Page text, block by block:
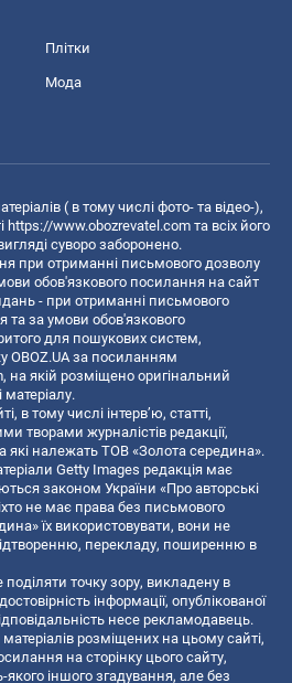
Плітки
Мода
( в тому числі фото- та відео-),
https://www.obozrevatel.com та всіх його
суворо заборонено.
при отриманні письмового дозволу
обов'язкового посилання на сайт
- при отриманні письмового
та за умови обов'язкового
для пошукових систем,
OBOZ.UA за посиланням
, на якій розміщено оригінальний
в тому числі інтерв’ю, статті,
творами журналістів редакції,
які належать ТОВ «Золота середина».
Getty Images редакція має
законом України «Про авторські
не має права без письмового
їх використовувати, вони не
перекладу, поширенню в
точку зору, викладену в
інформації, опублікованої
несе рекламодавець.
розміщених на цьому сайті,
на сторінку цього сайту,
якого іншого згадування, але без